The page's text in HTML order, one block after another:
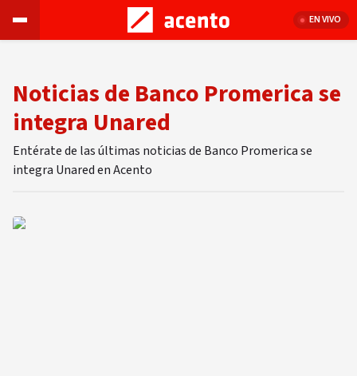
EN VIVO
Noticias de Banco Promerica se
integra Unared
Entérate de las últimas noticias de Banco Promerica se
integra Unared en Acento